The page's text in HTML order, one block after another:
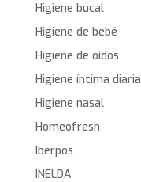
Higiene bucal
Higiene de bebé
Higiene de oídos
Higiene íntima diaria
Higiene nasal
Homeofresh
Iberpos
INELDA